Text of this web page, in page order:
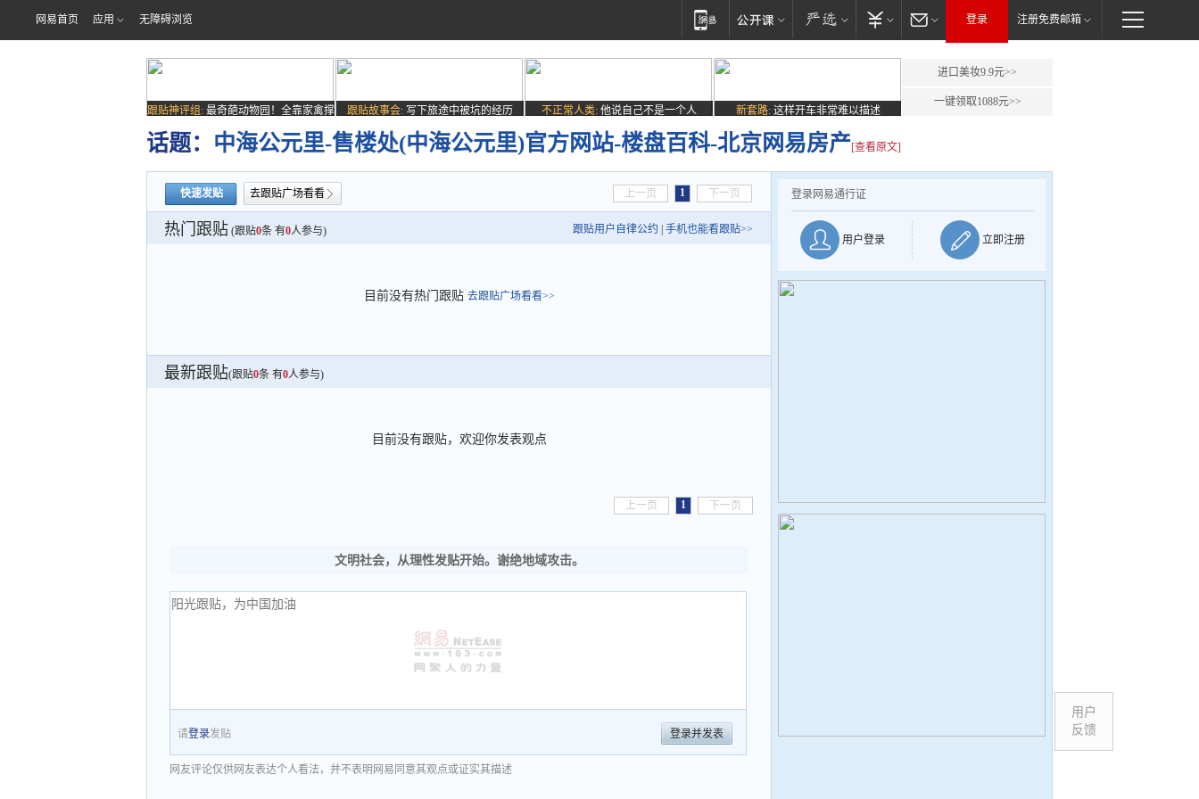
网易首页 应用 无障碍浏览 登录 注册免费邮箱
跟贴神评组: 最奇葩动物园！全靠家禽撑
场子
跟贴故事会: 写下旅途中被坑的经历 不正常人类: 他说自己不是一个人 新套路: 这样开车非常难以描述
进口美妆9.9元>>
一键领取1088元>>
话题： 中海公元里-售楼处(中海公元里)官方网站-楼盘百科-北京网易房产[查看原文]
快速发贴 去跟贴广场看看 上一页 1 下一页
热门跟贴 (跟贴0条 有0人参与) 跟贴用户自律公约 手机也能看跟贴>>
目前没有热门跟贴 去跟贴广场看看>>
最新跟贴(跟贴0条 有0人参与)
目前没有跟贴，欢迎你发表观点
上一页 1 下一页
文明社会，从理性发贴开始。谢绝地域攻击。
请登录发贴 登录并发表
网友评论仅供网友表达个人看法，并不表明网易同意其观点或证实其描述
登录网易通行证
用户登录 立即注册
用户
反馈